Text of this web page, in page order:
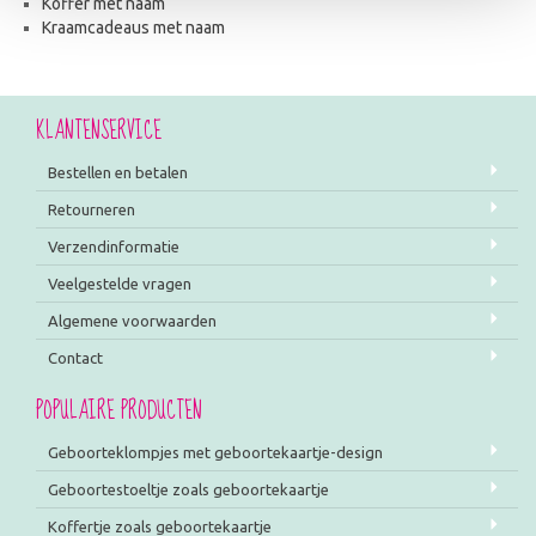
Koffer met naam
Kraamcadeaus met naam
KLANTENSERVICE
Bestellen en betalen
Retourneren
Verzendinformatie
Veelgestelde vragen
Algemene voorwaarden
Contact
POPULAIRE PRODUCTEN
Geboorteklompjes met geboortekaartje-design
Geboortestoeltje zoals geboortekaartje
Koffertje zoals geboortekaartje